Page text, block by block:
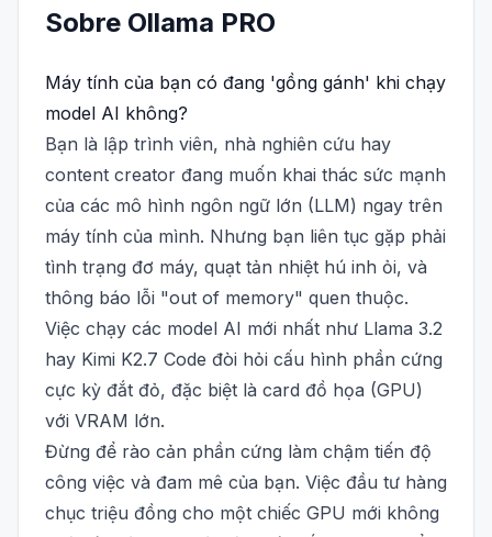
Sobre Ollama PRO
Máy tính của bạn có đang 'gồng gánh' khi chạy
model AI không?
Bạn là lập trình viên, nhà nghiên cứu hay
content creator đang muốn khai thác sức mạnh
của các mô hình ngôn ngữ lớn (LLM) ngay trên
máy tính của mình. Nhưng bạn liên tục gặp phải
tình trạng đơ máy, quạt tản nhiệt hú inh ỏi, và
thông báo lỗi "out of memory" quen thuộc.
Việc chạy các model AI mới nhất như Llama 3.2
hay Kimi K2.7 Code đòi hỏi cấu hình phần cứng
cực kỳ đắt đỏ, đặc biệt là card đồ họa (GPU)
với VRAM lớn.
Đừng để rào cản phần cứng làm chậm tiến độ
công việc và đam mê của bạn. Việc đầu tư hàng
chục triệu đồng cho một chiếc GPU mới không